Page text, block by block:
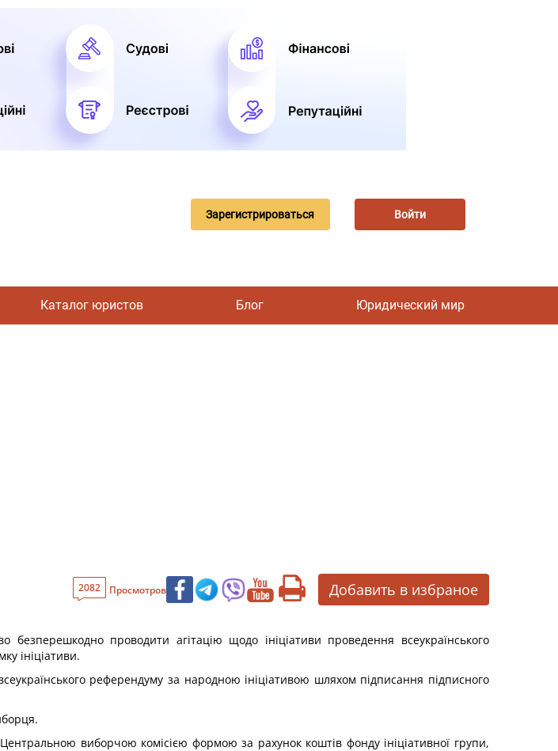
Зарегистрироваться Войти
Каталог юристов Блог Юридический мир
2082 Просмотров Добавить в избраное
проводити агітацію щодо ініціативи проведення всеукраїнського
ініціативи.
референдуму за народною ініціативою шляхом підписання підписного
виборчою комісією формою за рахунок коштів фонду ініціативної групи,